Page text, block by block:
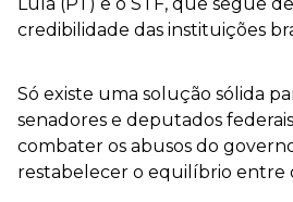
credibilidade das instituições
Só existe uma solução sólida
senadores e deputados
combater os abusos do
restabelecer o equilíbrio entre